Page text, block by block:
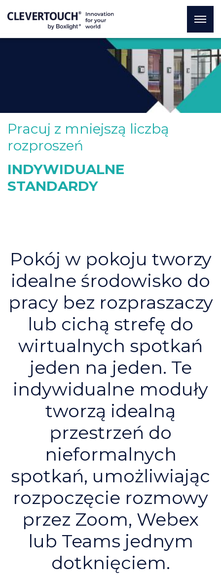
Pracuj z mniejszą liczbą
rozproszeń
INDYWIDUALNE
STANDARDY
Pokój w pokoju tworzy
idealne środowisko do
pracy bez rozpraszaczy
lub cichą strefę do
wirtualnych spotkań
jeden na jeden. Te
indywidualne moduły
tworzą idealną
przestrzeń do
nieformalnych
spotkań, umożliwiając
rozpoczęcie rozmowy
przez Zoom, Webex
lub Teams jednym
dotknięciem.